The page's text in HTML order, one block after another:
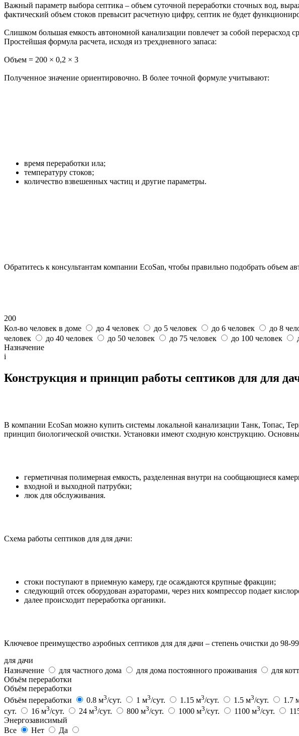
Важный параметр выбора септика – объем суточной переработки сточных вод,
фактический объем стоков превысит расчетную цифру, септик не будет
Слишком большая емкость автономной канализации повлечет за собой
Простейшая формула расчета, исходя из трехдневного запаса:
Объем = 200 × 0,2 × 3
Полученное значение ориентировочно. В более точной формуле учитывают:
время переработки ила;
температуру стоков;
количество взвешенных частиц и другие параметры.
Обратитесь к консультантам компании EcoSan, чтобы правильно подобрать объем
200
Кол-во человек в доме
до 4 человек до 5 человек до 6 человек до 8
человек
до 40 человек до 50 человек до 75 человек до 100 человек
Назначение
i
Конструкция и принцип работы септиков для для
В компании EcoSan можно купить системы локальной канализации Танк, Топас,
принцип биологической очистки. Установки имеют сходную конструкцию.
герметичная полимерная емкость, разделенная внутри на сообщающиеся
входной и выходной патрубки;
люк для обслуживания.
Схема работы септиков для для дачи:
стоки поступают в приемную камеру, где осаждаются крупные фракции;
следующий отсек оборудован аэраторами, через них компрессор подает
далее происходит переработка органики.
Ключевое преимущество аэробных септиков для для дачи – степень очистки до 98-
для дачи
Назначение
для частного дома для дома постоянного проживания для
Объём переработки
Объём переработки
Объём переработки
0.8 м3/сут. 1 м3/сут. 1.15 м3/сут. 1.5 м3/сут. 1.7
сут.
16 м3/сут. 24 м3/сут. 800 м3/сут. 1000 м3/сут. 1100 м3/сут.
Энергозависимый
Все
Нет
Да